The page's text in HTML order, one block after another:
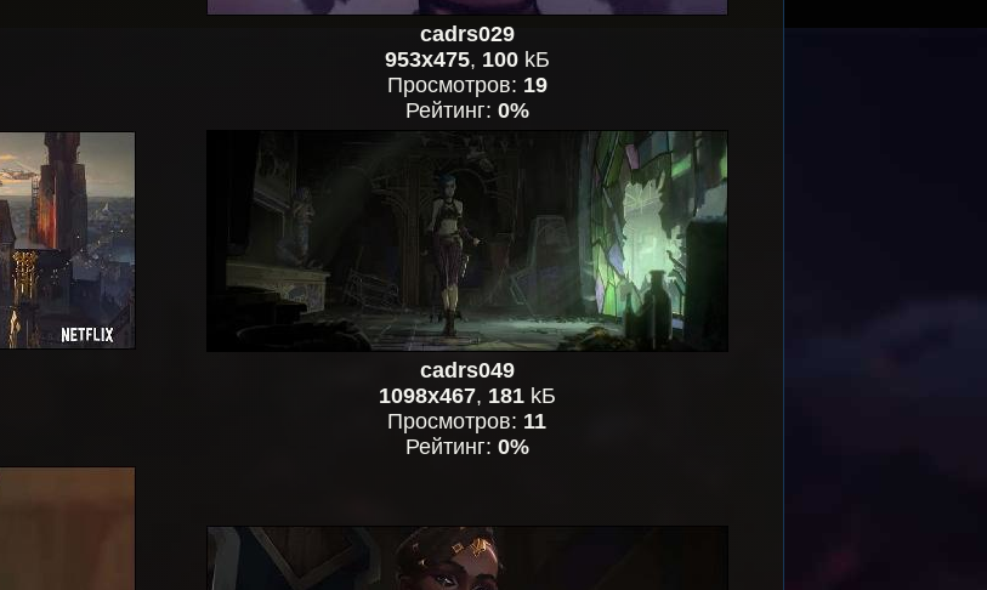
cadrs029
953x475, 100kБ
Просмотров: 19
Рейтинг: 0%
cadrs049
1098x467, 181kБ
Просмотров: 11
Рейтинг: 0%